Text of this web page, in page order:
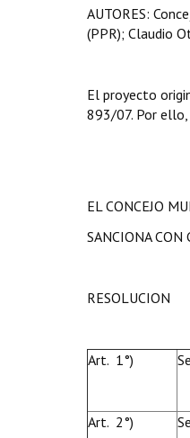
AUTORES:
(PPR); Claudio
El proyecto
893/07. Por
EL CONCEJO
SANCIONA CON
RESOLUCION
Art. 1°)
Art. 2°)